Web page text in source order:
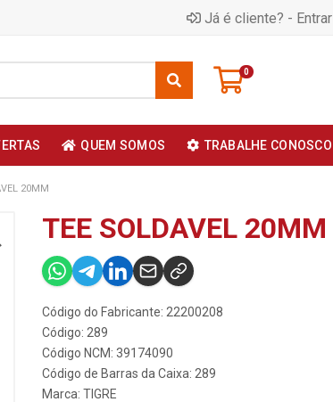
Já é cliente? - Entrar
0
QUEM SOMOS TRABALHE CONOSCO
20MM
TEE SOLDAVEL 20MM
Código do Fabricante: 22200208
Código: 289
Código NCM: 39174090
Código de Barras da Caixa: 289
Marca: TIGRE